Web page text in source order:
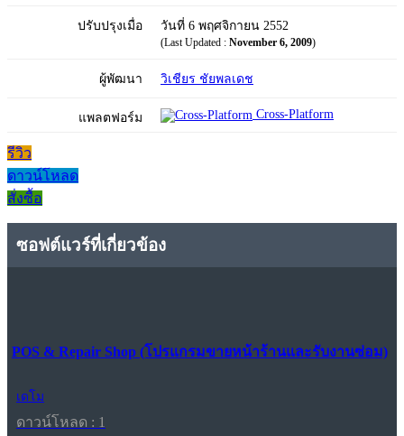
ปรับปรุงเมื่อ วันที่ 6 พฤศจิกายน 2552
(Last Updated : November 6, 2009)
ผู้พัฒนา วิเชียร ชัยพลเดช
แพลตฟอร์ม Cross-Platform
รีวิว
ดาวน์โหลด
สั่งซื้อ
ซอฟต์แวร์ที่เกี่ยวข้อง
POS & Repair Shop (โปรแกรมขายหน้าร้านและรับงานซ่อม)
เดโม
ดาวน์โหลด : 1